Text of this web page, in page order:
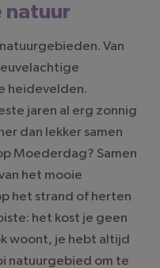
natuur
Van
heidevelden.
jaren al erg zonnig
dan lekker samen
Moederdag? Samen
het mooie
het strand of herten
het kost je geen
woont, je hebt altijd
natuurgebied om te